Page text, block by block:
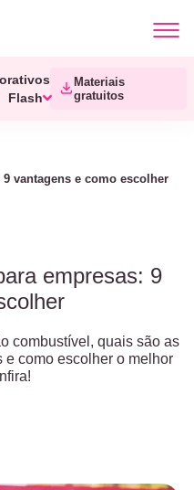
Flash
Materiais
gratuitos
vantagens e como escolher
empresas: 9
combustível, quais são as
como escolher o melhor